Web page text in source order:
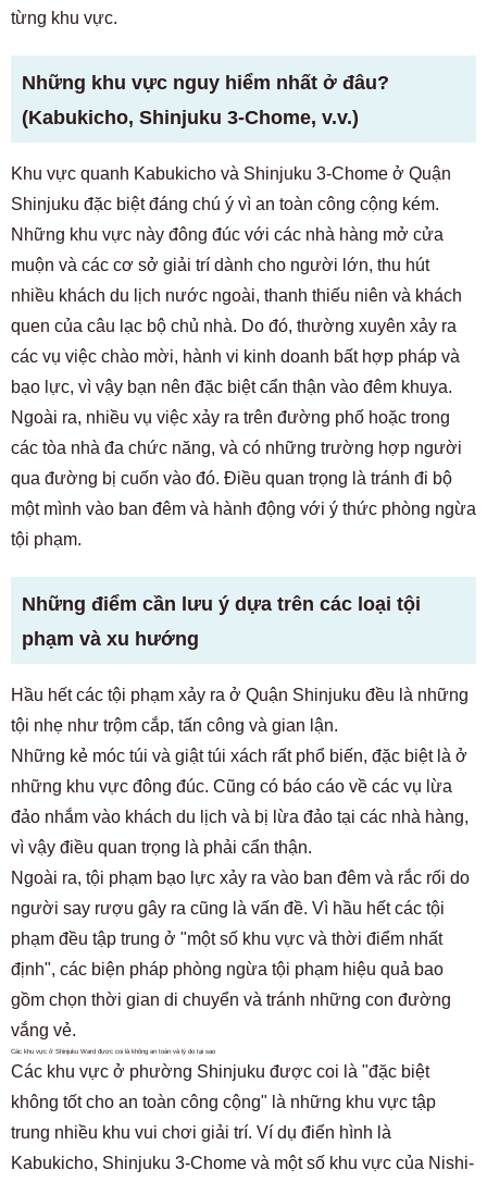
từng khu vực.
Những khu vực nguy hiểm nhất ở đâu?
(Kabukicho, Shinjuku 3-Chome, v.v.)
Khu vực quanh Kabukicho và Shinjuku 3-Chome ở Quận
Shinjuku đặc biệt đáng chú ý vì an toàn công cộng kém.
Những khu vực này đông đúc với các nhà hàng mở cửa
muộn và các cơ sở giải trí dành cho người lớn, thu hút
nhiều khách du lịch nước ngoài, thanh thiếu niên và khách
quen của câu lạc bộ chủ nhà. Do đó, thường xuyên xảy ra
các vụ việc chào mời, hành vi kinh doanh bất hợp pháp và
bạo lực, vì vậy bạn nên đặc biệt cẩn thận vào đêm khuya.
Ngoài ra, nhiều vụ việc xảy ra trên đường phố hoặc trong
các tòa nhà đa chức năng, và có những trường hợp người
qua đường bị cuốn vào đó. Điều quan trọng là tránh đi bộ
một mình vào ban đêm và hành động với ý thức phòng ngừa
tội phạm.
Những điểm cần lưu ý dựa trên các loại tội
phạm và xu hướng
Hầu hết các tội phạm xảy ra ở Quận Shinjuku đều là những
tội nhẹ như trộm cắp, tấn công và gian lận.
Những kẻ móc túi và giật túi xách rất phổ biến, đặc biệt là ở
những khu vực đông đúc. Cũng có báo cáo về các vụ lừa
đảo nhắm vào khách du lịch và bị lừa đảo tại các nhà hàng,
vì vậy điều quan trọng là phải cẩn thận.
Ngoài ra, tội phạm bạo lực xảy ra vào ban đêm và rắc rối do
người say rượu gây ra cũng là vấn đề. Vì hầu hết các tội
phạm đều tập trung ở "một số khu vực và thời điểm nhất
định", các biện pháp phòng ngừa tội phạm hiệu quả bao
gồm chọn thời gian di chuyển và tránh những con đường
vắng vẻ.
Các khu vực ở Shinjuku Ward được coi là không an toàn và lý do tại sao
Các khu vực ở phường Shinjuku được coi là "đặc biệt
không tốt cho an toàn công cộng" là những khu vực tập
trung nhiều khu vui chơi giải trí. Ví dụ điển hình là
Kabukicho, Shinjuku 3-Chome và một số khu vực của Nishi-